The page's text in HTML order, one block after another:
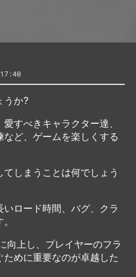
うか?
すべきキャラクター達、
ど、ゲームを楽しくする
しまうことは何でしょう
ロード時間、バグ、クラ
向上し、プレイヤーのフラ
めに重要なのが卓越した